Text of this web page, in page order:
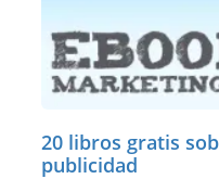
20 libros gratis
publicidad